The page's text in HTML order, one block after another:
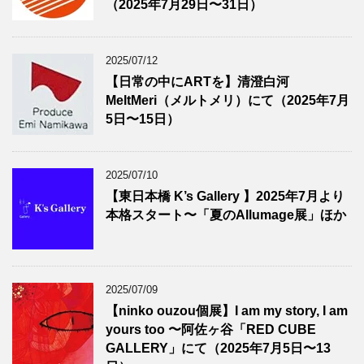
（2025年7月29日〜31日）
2025/07/12
【日常の中にARTを】清澄白河
MeltMeri（メルトメリ）にて（2025年7月
5日〜15日）
2025/07/10
【東日本橋 K’s Gallery 】2025年7月より
本格スタート〜「夏のAllumage展」ほか
2025/07/09
【ninko ouzou個展】I am my story, I am
yours too 〜阿佐ヶ谷「RED CUBE
GALLERY」にて（2025年7月5日〜13